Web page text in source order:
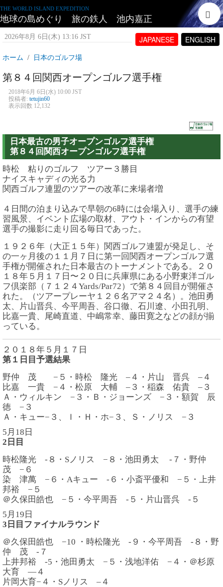
THE WORLD ISLAND EXPEDITION
地球の島めぐり 旅の鉄人 池内嘉正
JAPANESE ENGLISH
2026年8月 6日(木) 13:16 JST
ホーム 日本のゴルフ場
第８４回関西オープンゴルフ選手権
2018年6月 6日(水) 10:00 JST
投稿者: tetujin60
表示回数 12,132
日本最古の男子オープンゴルフ選手権
第８４回関西オープンゴルフ選手権
時松 粘りのゴルフ ツアー３勝目
ナイスキャディの光る力
関西ゴルフ連盟のツアーの改革に来場者増
４日間の泊まり込みで早朝の6時には会場入り、選手の練
習風景、イベント広場の取材、アウト・インからの有望
選手の撮影に走り回る毎日であった。
１９２６年（大正１５年）関西ゴルフ連盟が発足し、そ
の一ヶ月後の１１月７日に第一回関西オープンゴルフ選
手権が開催された日本最古のトーナメントである。２０
１８年５月１７日〜２０日に兵庫県にある小野東洋ゴル
フ倶楽部（７１２４Yards/Par72）で第８４回目が開催さ
れた。（ツアープレーヤ１２６名アマ２４名）。池田勇
太、片山晋呉、今平周吾、谷口徹、石川遼、小田孔明、
比嘉一貴、尾崎直道、中嶋常幸、藤田寛之などの顔が揃
っている。
２０１８年５月１７日
第１日目予選結果
野仲 茂 −５・時松 隆光 –４・片山 晋呉 –４
比嘉 一貴 −４・松原 大輔 –３・稲森 佑貴 –３
Ａ・ウィルキン −３・Ｂ・ジョーンズ −３・額賀 辰
徳 −３
Ａ・キュー−３、Ｉ・Ｈ・ホ−３、Ｓ・ノリス −３
5月18日
2日目
時松隆光 -８・Sノリス −８・池田勇太 -７・野仲
茂 −６
染 津萬 −６・Aキュー -６・小斎平優和 −５・上井
邦裕 −５
＠久保田皓也 −５・今平周吾 -５・片山晋呉 -５
5月19日
3日目ファイナルラウンド
＠久保田皓也 −10 ・時松隆光 -９・今平周吾 -８・野
仲 茂 -７
上井邦裕 -5・池田勇太 −５・浅地洋佑 −４・＠杉原
大育 —４
片岡大育−４・Sノリス –４